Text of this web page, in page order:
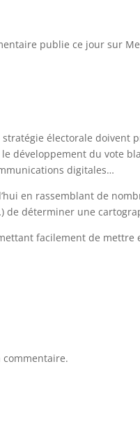
publie ce jour sur
stratégie électorale
développement du vote
digitales…
en rassemblant de
de déterminer une
facilement de mettre